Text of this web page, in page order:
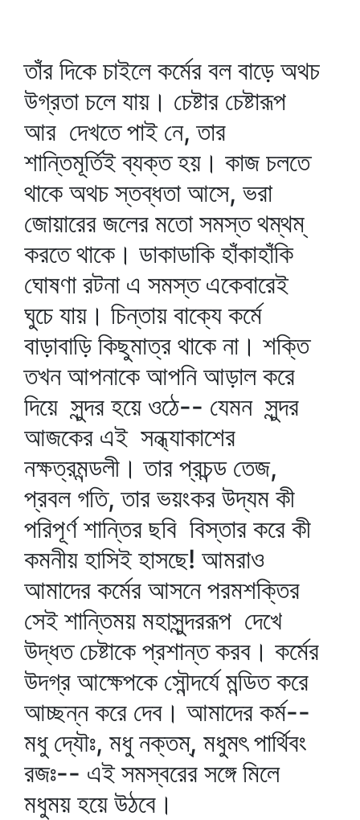
তাঁর দিকে চাইলে কর্মের বল বাড়ে অথচ
উগ্রতা চলে যায়। চেষ্টার চেষ্টারূপ
আর দেখতে পাই নে, তার
শান্তিমূর্তিই ব্যক্ত হয়। কাজ চলতে
থাকে অথচ স্তব্ধতা আসে, ভরা
জোয়ারের জলের মতো সমস্ত থম্‌থম্‌
করতে থাকে। ডাকাডাকি হাঁকাহাঁকি
ঘোষণা রটনা এ সমস্ত একেবারেই
ঘুচে যায়। চিন্তায় বাক্যে কর্মে
বাড়াবাড়ি কিছুমাত্র থাকে না। শক্তি
তখন আপনাকে আপনি আড়াল করে
দিয়ে সুন্দর হয়ে ওঠে-- যেমন সুন্দর
আজকের এই সন্ধ্যাকাশের
নক্ষত্রমন্ডলী। তার প্রচন্ড তেজ,
প্রবল গতি, তার ভয়ংকর উদ্যম কী
পরিপূর্ণ শান্তির ছবি বিস্তার করে কী
কমনীয় হাসিই হাসছে! আমরাও
আমাদের কর্মের আসনে পরমশক্তির
সেই শান্তিময় মহাসুন্দররূপ দেখে
উদ্ধত চেষ্টাকে প্রশান্ত করব। কর্মের
উদগ্র আক্ষেপকে সৌন্দর্যে মন্ডিত করে
আচ্ছন্ন করে দেব। আমাদের কর্ম--
মধু দ্যৌঃ, মধু নক্তম্‌, মধুমৎ পার্থিবং
রজঃ-- এই সমস্বরের সঙ্গে মিলে
মধুময় হয়ে উঠবে।